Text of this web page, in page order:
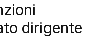
dirigente